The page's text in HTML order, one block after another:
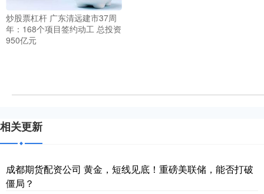
炒股票杠杆 广东清远建市37周
年：168个项目签约动工 总投资
950亿元
相关更新
成都期货配资公司 黄金，短线见底！重磅美联储，能否打破
僵局？